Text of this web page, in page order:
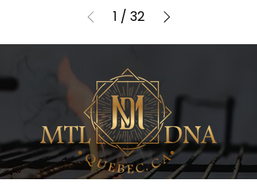
1 / 32